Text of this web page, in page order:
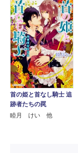
首の姫と首なし騎士 追
跡者たちの罠
睦月 けい 他